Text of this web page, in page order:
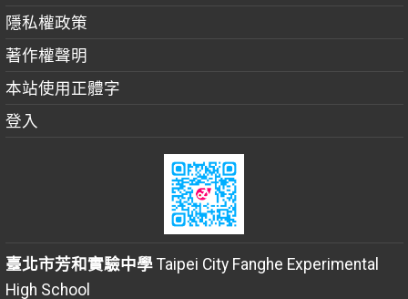
隱私權政策
著作權聲明
本站使用正體字
登入
臺北市芳和實驗中學Taipei City Fanghe Experimental
High School